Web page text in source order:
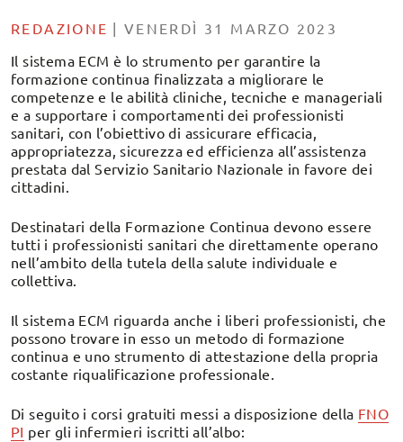
REDAZIONE | VENERDÌ 31 MARZO 2023
Il sistema ECM è lo strumento per garantire la
formazione continua finalizzata a migliorare le
competenze e le abilità cliniche, tecniche e manageriali
e a supportare i comportamenti dei professionisti
sanitari, con l’obiettivo di assicurare efficacia,
appropriatezza, sicurezza ed efficienza all’assistenza
prestata dal Servizio Sanitario Nazionale in favore dei
cittadini.
Destinatari della Formazione Continua devono essere
tutti i professionisti sanitari che direttamente operano
nell’ambito della tutela della salute individuale e
collettiva.
Il sistema ECM riguarda anche i liberi professionisti, che
possono trovare in esso un metodo di formazione
continua e uno strumento di attestazione della propria
costante riqualificazione professionale.
Di seguito i corsi gratuiti messi a disposizione della FNO
PI per gli infermieri iscritti all’albo: